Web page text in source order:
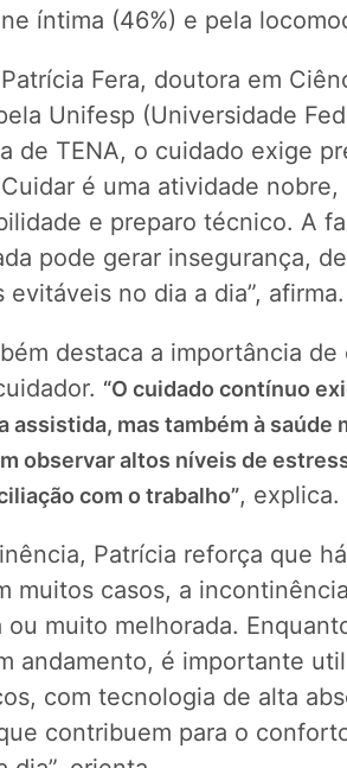
íntima (46%) e pela
Fera, doutora em
Unifesp (Universidade
de TENA, o cuidado exige
é uma atividade nobre,
e preparo técnico. A
pode gerar insegurança,
no dia a dia”, afirma.
destaca a importância de
“O cuidado contínuo
assistida, mas também à saúde
observar altos níveis de
com o trabalho”, explica.
Patrícia reforça que
muitos casos, a
muito melhorada.
andamento, é importante
com tecnologia de alta
contribuem para o